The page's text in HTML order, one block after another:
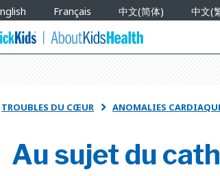
Français 中文(简体) 中文(
TROUBLES DU CŒUR  ANOMALIES
Au sujet du